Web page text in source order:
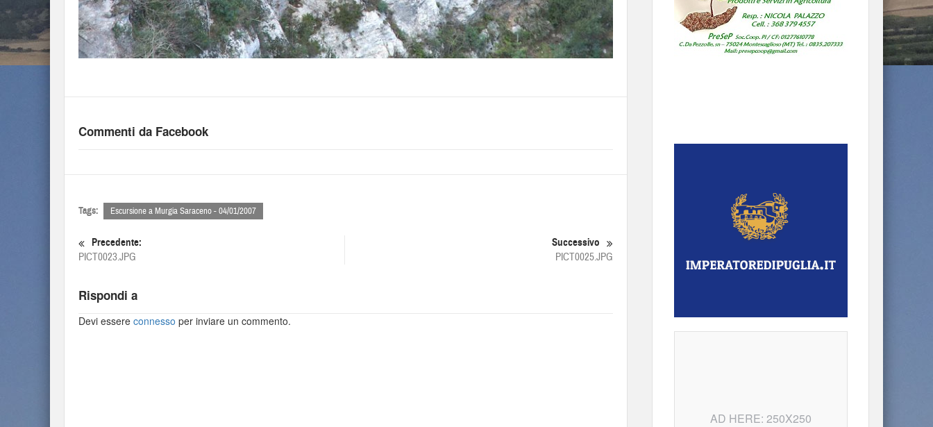
Commenti da Facebook
Tags: Escursione a Murgia Saraceno - 04/01/2007
Precedente:
PICT0023.JPG
Successivo
PICT0025.JPG
Rispondi a
Devi essere connesso per inviare un commento.
AD HERE: 250X250